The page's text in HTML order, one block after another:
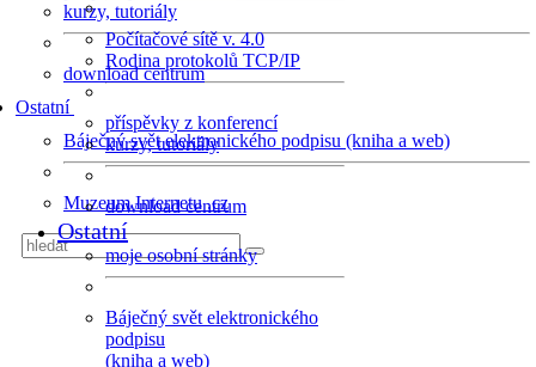
kurzy, tutoriály
download centrum
Ostatní
Báječný svět elektronického podpisu (kniha a web)
Muzeum Internetu .cz
Počítačové sítě v. 4.0
Rodina protokolů TCP/IP
příspěvky z konferencí
kurzy, tutoriály
download centrum
Ostatní
moje osobní stránky
Báječný svět elektronického
podpisu
(kniha a web)